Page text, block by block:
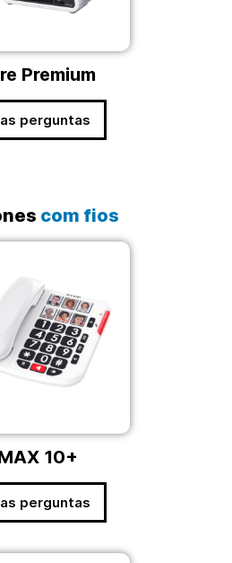
Premium
perguntas
com fios
10+
perguntas